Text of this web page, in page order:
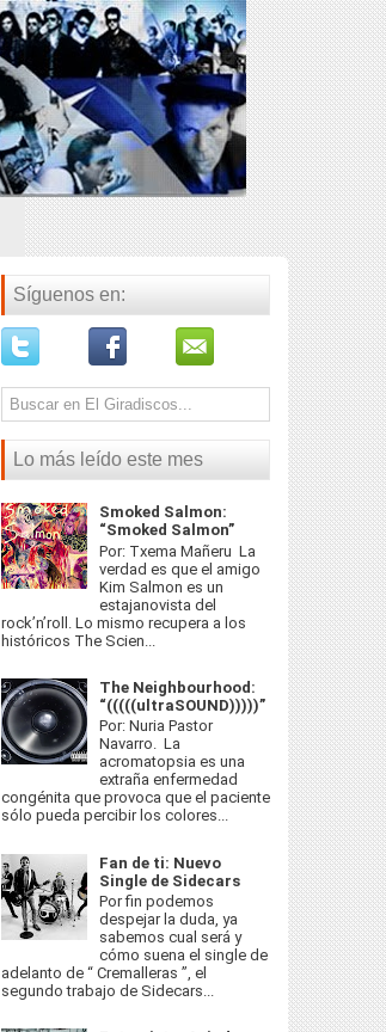
Síguenos en:
Lo más leído este mes
Smoked Salmon:
“Smoked Salmon”
Por: Txema Mañeru La
verdad es que el amigo
Kim Salmon es un
estajanovista del
rock’n’roll. Lo mismo recupera a los
históricos The Scien...
The Neighbourhood:
“(((((ultraSOUND)))))”
Por: Nuria Pastor
Navarro. La
acromatopsia es una
extraña enfermedad
congénita que provoca que el paciente
sólo pueda percibir los colores...
Fan de ti: Nuevo
Single de Sidecars
Por fin podemos
despejar la duda, ya
sabemos cual será y
cómo suena el single de
adelanto de “ Cremalleras ”, el
segundo trabajo de Sidecars...